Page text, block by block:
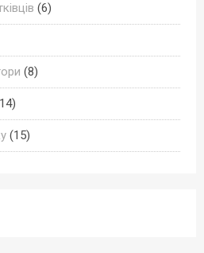
(6)
(8)
(15)